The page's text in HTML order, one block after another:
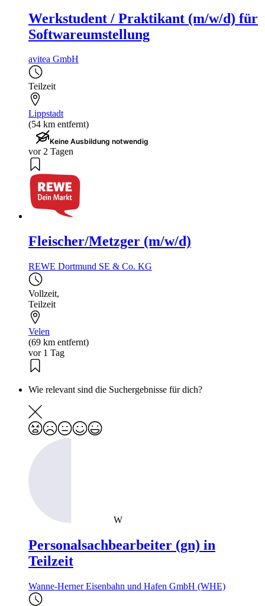
Werkstudent / Praktikant (m/w/d) für
Softwareumstellung
avitea GmbH
Teilzeit
Lippstadt
(54 km entfernt)
Keine Ausbildung notwendig
vor 2 Tagen
Fleischer/Metzger (m/w/d)
REWE Dortmund SE & Co. KG
Vollzeit,
Teilzeit
Velen
(69 km entfernt)
vor 1 Tag
Wie relevant sind die Suchergebnisse für dich?
W
Personalsachbearbeiter (gn) in
Teilzeit
Wanne-Herner Eisenbahn und Hafen GmbH (WHE)